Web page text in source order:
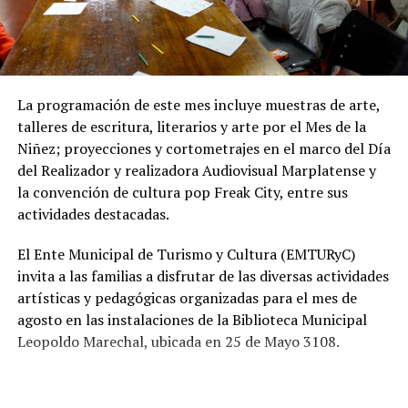
protección ambiental, ya que permite disminuir la
utilización de pozos absorbentes y contribuye a
preservar las napas de agua subterránea, además de
mejorar las condiciones de higiene y salubridad para los
vecinos.
Tras la apertura de sobres, el expediente continuará su
recorrido administrativo con la intervención de la
Comisión de Estudio de Ofertas y Adjudicación, que
tendrá a su cargo la evaluación de las propuestas
obra.
La programación de este mes incluye muestras de arte,
talleres de escritura, literarios y arte por el Mes de la
Niñez; proyecciones y cortometrajes en el marco del Día
del Realizador y realizadora Audiovisual Marplatense y
la convención de cultura pop Freak City, entre sus
actividades destacadas.
El Ente Municipal de Turismo y Cultura (EMTURyC)
invita a las familias a disfrutar de las diversas actividades
artísticas y pedagógicas organizadas para el mes de
agosto en las instalaciones de la Biblioteca Municipal
Leopoldo Marechal, ubicada en 25 de Mayo 3108.